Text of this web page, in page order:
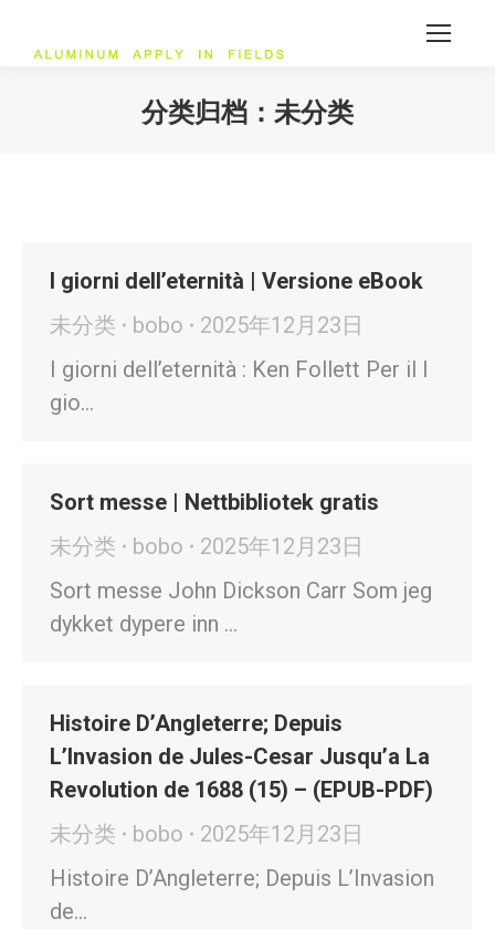
分类归档： 未分类
I giorni dell’eternità | Versione eBook
未分类
bobo
2025年12月23日
I giorni dell’eternità : Ken Follett Per il I
gio…
Sort messe | Nettbibliotek gratis
未分类
bobo
2025年12月23日
Sort messe John Dickson Carr Som jeg
dykket dypere inn …
Histoire D’Angleterre; Depuis
L’Invasion de Jules-Cesar Jusqu’a La
Revolution de 1688 (15) – (EPUB-PDF)
未分类
bobo
2025年12月23日
Histoire D’Angleterre; Depuis L’Invasion
de…